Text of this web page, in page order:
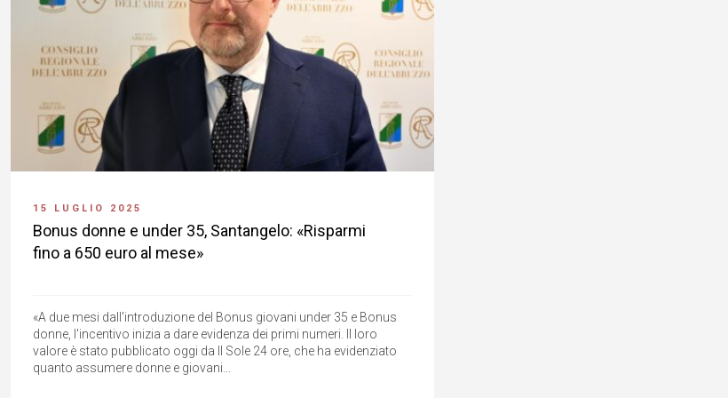
15 LUGLIO 2025
Bonus donne e under 35, Santangelo: «Risparmi
fino a 650 euro al mese»
«A due mesi dall'introduzione del Bonus giovani under 35 e Bonus
donne, l'incentivo inizia a dare evidenza dei primi numeri. Il loro
valore è stato pubblicato oggi da Il Sole 24 ore, che ha evidenziato
quanto assumere donne e giovani...